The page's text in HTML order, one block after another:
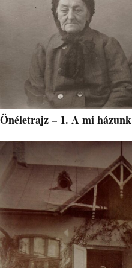
Önéletrajz – 1. A mi házunk